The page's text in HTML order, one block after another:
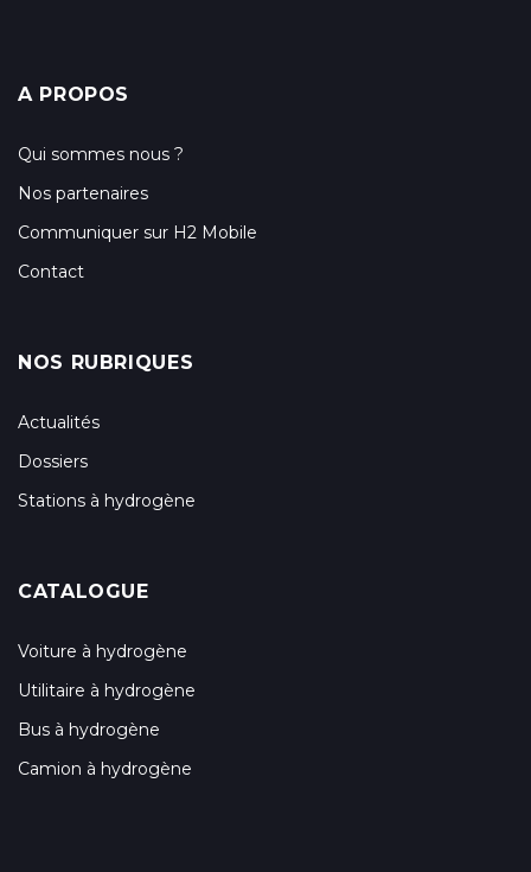
A PROPOS
Qui sommes nous ?
Nos partenaires
Communiquer sur H2 Mobile
Contact
NOS RUBRIQUES
Actualités
Dossiers
Stations à hydrogène
CATALOGUE
Voiture à hydrogène
Utilitaire à hydrogène
Bus à hydrogène
Camion à hydrogène